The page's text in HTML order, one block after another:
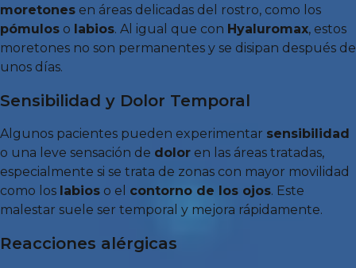
moretones en áreas delicadas del rostro, como los
pómulos o labios. Al igual que con Hyaluromax, estos
moretones no son permanentes y se disipan después de
unos días.
Sensibilidad y Dolor Temporal
Algunos pacientes pueden experimentar sensibilidad
o una leve sensación de dolor en las áreas tratadas,
especialmente si se trata de zonas con mayor movilidad
como los labios o el contorno de los ojos. Este
malestar suele ser temporal y mejora rápidamente.
Reacciones alérgicas